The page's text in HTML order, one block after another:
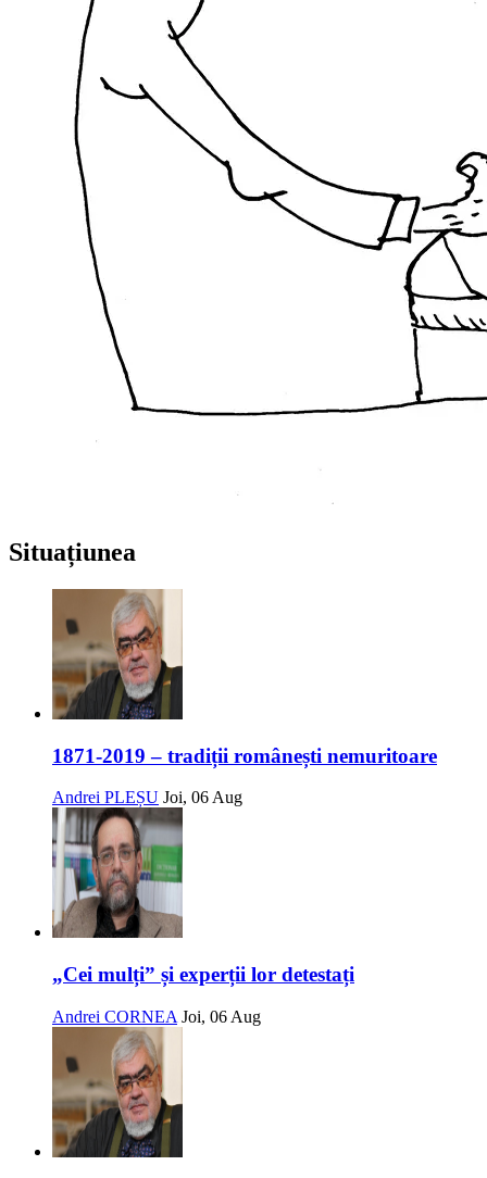
Situațiunea
1871-2019 – tradiții românești nemuritoare
Andrei PLEȘU Joi, 06 Aug
„Cei mulți” și experții lor detestați
Andrei CORNEA Joi, 06 Aug